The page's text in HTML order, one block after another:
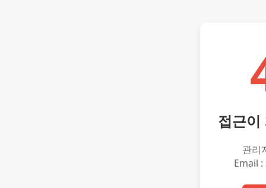
접근이
관리
Email